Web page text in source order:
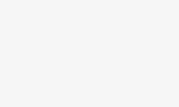
косметика и уход за